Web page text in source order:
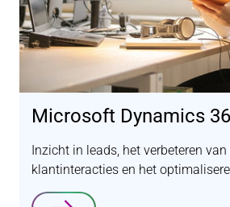
Microsoft Dynamics
Inzicht in leads, het verbeteren van
klantinteracties en het